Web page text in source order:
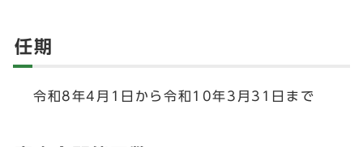
任期
令和8年4月1日から令和10年3月31日まで